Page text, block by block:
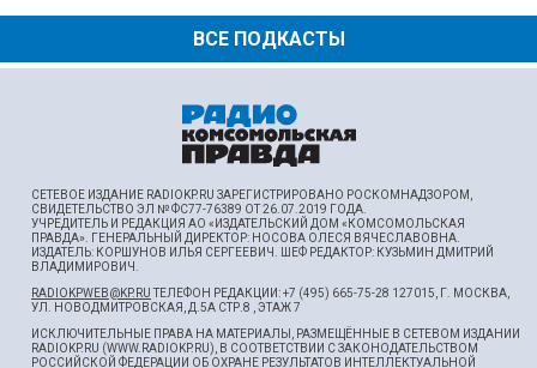
ВСЕ ПОДКАСТЫ
СЕТЕВОЕ ИЗДАНИЕ RADIOKP.RU ЗАРЕГИСТРИРОВАНО РОСКОМНАДЗОРОМ,
СВИДЕТЕЛЬСТВО ЭЛ № ФС77-76389 ОТ 26.07.2019 ГОДА.
УЧРЕДИТЕЛЬ И РЕДАКЦИЯ АО «ИЗДАТЕЛЬСКИЙ ДОМ «КОМСОМОЛЬСКАЯ
ПРАВДА». ГЕНЕРАЛЬНЫЙ ДИРЕКТОР: НОСОВА ОЛЕСЯ ВЯЧЕСЛАВОВНА.
ИЗДАТЕЛЬ: КОРШУНОВ ИЛЬЯ СЕРГЕЕВИЧ. ШEФ РЕДАКТОР: КУЗЬМИН ДМИТРИЙ
ВЛАДИМИРОВИЧ.
RADIOKPWEB@KP.RUТЕЛЕФОН РЕДАКЦИИ: +7 (495) 665-75-28 127015, Г. МОСКВА,
УЛ. НОВОДМИТРОВСКАЯ, Д.5А СТР.8 , ЭТАЖ 7
ИСКЛЮЧИТЕЛЬНЫЕ ПРАВА НА МАТЕРИАЛЫ, РАЗМЕЩЁННЫЕ В СЕТЕВОМ ИЗДАНИИ
RADIOKP.RU (WWW.RADIOKP.RU), В СООТВЕТСТВИИ С ЗАКОНОДАТЕЛЬСТВОМ
РОССИЙСКОЙ ФЕДЕРАЦИИ ОБ ОХРАНЕ РЕЗУЛЬТАТОВ ИНТЕЛЛЕКТУАЛЬНОЙ